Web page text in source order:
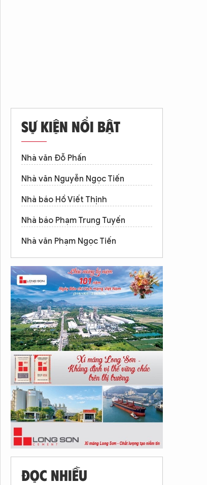
SỰ KIỆN NỔI BẬT
Nhà văn Đỗ Phấn
Nhà văn Nguyễn Ngọc Tiến
Nhà báo Hồ Viết Thịnh
Nhà báo Phạm Trung Tuyến
Nhà văn Phạm Ngọc Tiến
ĐỌC NHIỀU